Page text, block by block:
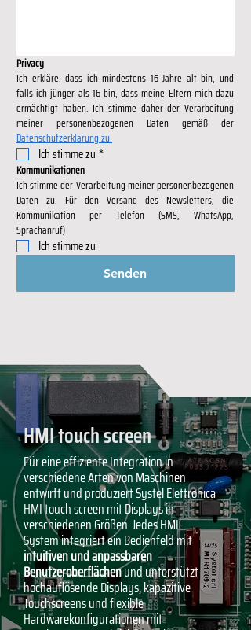
Privacy
Ich erkläre, dass ich mindestens 16 Jahre alt bin, und
falls ich jünger als 16 bin, dass meine Eltern mich dazu
ermächtigt haben. Ich stimme daher der Verarbeitung
Datenschutzerklärung zu.
Ich stimme zu *
Kommunikationen
Ich stimme der Verarbeitung meiner personenbezogenen
Daten zu. Für den Versand des Newsletters, die
Kommunikation per Telefon (SMS, WhatsApp,
Sprachanruf)
Ich stimme zu
Senden
HMI touch screen
Für eine effiziente Integration in
verschiedene Arten von Maschinen
entwirft und produziert Systel Elettronica
HMI touch screen mit Displays in
verschiedenen Größen. Jedes HMI-
System integriert ein Bedienfeld mit
intuitiven und anpassbaren
Benutzeroberflächenund unterstützt
hochauflösende Displays, kapazitive
Touchscreens und flexible
Hardwarekonfigurationen mit